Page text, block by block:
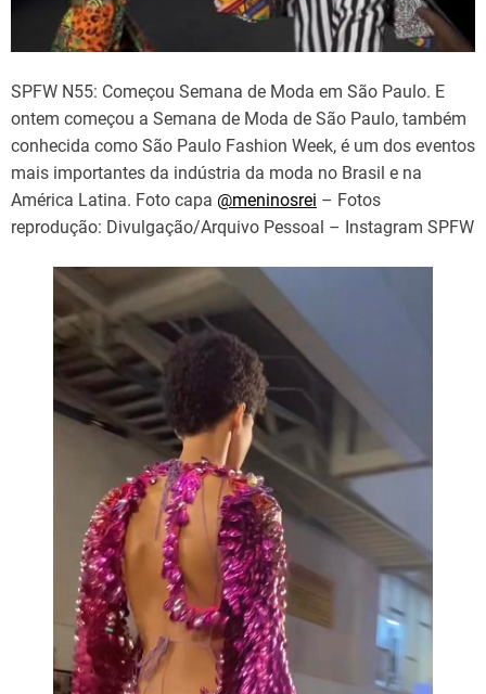
SPFW N55: Começou Semana de Moda em São Paulo. E
ontem começou a Semana de Moda de São Paulo, também
conhecida como São Paulo Fashion Week, é um dos eventos
mais importantes da indústria da moda no Brasil e na
América Latina. Foto capa @meninosrei – Fotos
reprodução: Divulgação/Arquivo Pessoal – Instagram SPFW